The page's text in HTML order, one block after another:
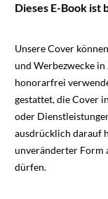
Dieses E-Book
Unsere Cover können
und Werbezwecke
honorarfrei
gestattet, die Cover
oder
ausdrücklich darauf
unveränderter Form
dürfen.